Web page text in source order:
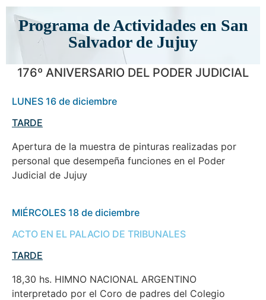
Programa de Actividades en San
Salvador de Jujuy
176º ANIVERSARIO DEL PODER JUDICIAL
LUNES 16 de diciembre
TARDE
Apertura de la muestra de pinturas realizadas por
personal que desempeña funciones en el Poder
Judicial de Jujuy
MIÉRCOLES 18 de diciembre
ACTO EN EL PALACIO DE TRIBUNALES
TARDE
18,30 hs. HIMNO NACIONAL ARGENTINO
interpretado por el Coro de padres del Colegio